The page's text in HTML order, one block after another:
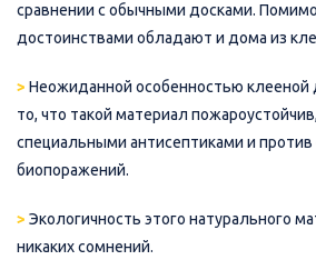
сравнении с обычными досками.
достоинствами обладают и дома из
> Неожиданной особенностью клееной
то, что такой материал
специальными антисептиками и против
биопоражений.
> Экологичность этого натурального
никаких сомнений.